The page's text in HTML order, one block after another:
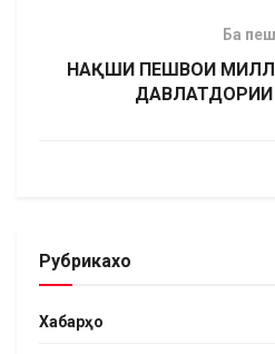
Ба пеш
НАҚШИ ПЕШВОИ
Рубрикахо
Хабарҳо